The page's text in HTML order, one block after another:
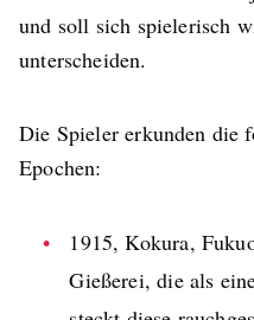
und soll sich spielerisch
unterscheiden.
Die Spieler erkunden die
Epochen:
1915, Kokura,
Gießerei, die als